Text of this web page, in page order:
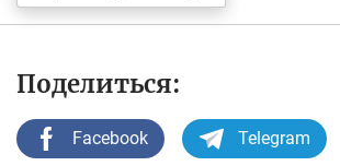
Поделиться:
Facebook Telegram